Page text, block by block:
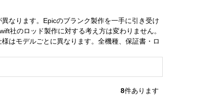
なります。Epicのブランク製作を一手に引き受け
社のロッド製作に対する考え方は変わりません。
はモデルごとに異なります。全機種、保証書・ロ
8件あります